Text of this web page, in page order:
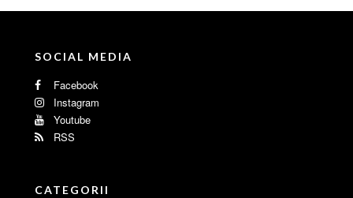
SOCIAL MEDIA
Facebook
Instagram
Youtube
RSS
CATEGORII